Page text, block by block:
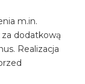
m.in.
dodatkową
Realizacja